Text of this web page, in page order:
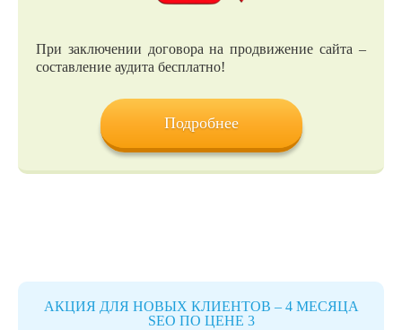
При заключении договора на продвижение сайта –
составление аудита бесплатно!
Подробнее
АКЦИЯ ДЛЯ НОВЫХ КЛИЕНТОВ – 4 МЕСЯЦА
SEO ПО ЦЕНЕ 3